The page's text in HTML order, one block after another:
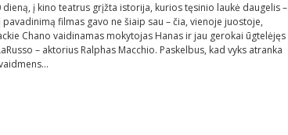
dieną, į kino teatrus grįžta istorija, kurios tęsinio laukė daugelis –
pavadinimą filmas gavo ne šiaip sau – čia, vienoje juostoje,
Chano vaidinamas mokytojas Hanas ir jau gerokai ūgtelėjęs
– aktorius Ralphas Macchio. Paskelbus, kad vyks atranka